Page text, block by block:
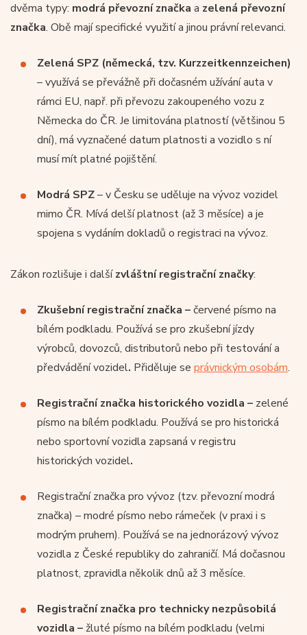
dvěma typy: modrá převozní značka a zelená převozní
značka. Obě mají specifické využití a jinou právní relevanci.
Zelená SPZ (německá, tzv. Kurzzeitkennzeichen)
– využívá se převážně při dočasném užívání auta v
rámci EU, např. při převozu zakoupeného vozu z
Německa do ČR. Je limitována platností (většinou 5
dní), má vyznačené datum platnosti a vozidlo s ní
musí mít platné pojištění.
Modrá SPZ– v Česku se uděluje na vývoz vozidel
mimo ČR. Mívá delší platnost (až 3 měsíce) a je
spojena s vydáním dokladů o registraci na vývoz.
Zákon rozlišuje i dalšízvláštní registrační značky:
Zkušební registrační značka –červené písmo na
bílém podkladu. Používá se pro zkušební jízdy
výrobců, dovozců, distributorů nebo při testování a
předvádění vozidel. Přiděluje se právnickým osobám.
Registrační značka historického vozidla – zelené
písmo na bílém podkladu. Používá se pro historická
nebo sportovní vozidla zapsaná v registru
historických vozidel.
Registrační značka pro vývoz (tzv. převozní modrá
značka) – modré písmo nebo rámeček (v praxi i s
modrým pruhem). Používá se na jednorázový vývoz
vozidla z České republiky do zahraničí. Má dočasnou
platnost, zpravidla několik dnů až 3 měsíce.
Registrační značka pro technicky nezpůsobilá
vozidla – žluté písmo na bílém podkladu (velmi